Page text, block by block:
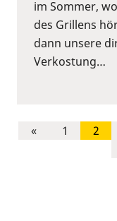
im Sommer,
des Grillens
dann unsere
Verkostung…
« 1 2